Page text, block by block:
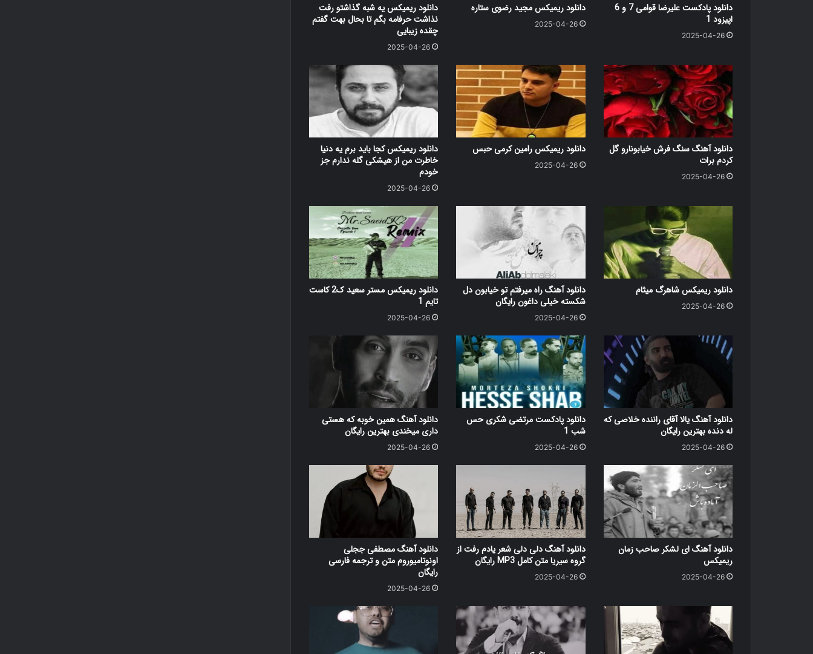
دانلود پادکست علیرضا قوامی 7 و 6
اپیزود 1
2025-04-26
دانلود ریمیکس مجید رضوی ستاره
2025-04-26
دانلود ریمیکس یه شبه گذاشتو رفت
نذاشت حرفامه بگم تا بحال بهت گفتم
چقده زیبایی
2025-04-26
دانلود آهنگ سنگ فرش خیابونارو گل
کردم برات
2025-04-26
دانلود ریمیکس رامین کرمی حبس
2025-04-26
دانلود ریمیکس کجا باید برم یه دنیا
خاطرت من از هیشکی گله ندارم جز
خودم
2025-04-26
دانلود ریمیکس شاهرگ میثام
2025-04-26
دانلود آهنگ راه میرفتم تو خیابون دل
شکسته خیلی داغون رایگان
2025-04-26
دانلود ریمیکس مستر سعید ک2 کاست
تایم 1
2025-04-26
دانلود آهنگ یالا آقای راننده خلاصی که
له دنده بهترین رایگان
2025-04-26
دانلود پادکست مرتضی شکری حس
شب 1
2025-04-26
دانلود آهنگ همین خوبه که هستی
داری میخندی بهترین رایگان
2025-04-26
دانلود آهنگ ای لشکر صاحب زمان
ریمیکس
2025-04-26
دانلود آهنگ دلی دلی شعر یادم رفت از
گروه سیریا متن کامل MP3 رایگان
2025-04-26
دانلود آهنگ مصطفی ججلی
اونوتامیوروم متن و ترجمه فارسی
رایگان
2025-04-26